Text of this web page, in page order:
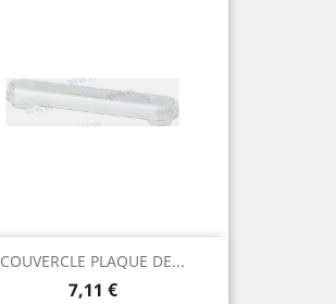
COUVERCLE PLAQUE DE...
Prix
7,11 €